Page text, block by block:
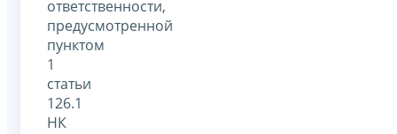
ответственности,
предусмотренной
пунктом
1
статьи
126.1
НК